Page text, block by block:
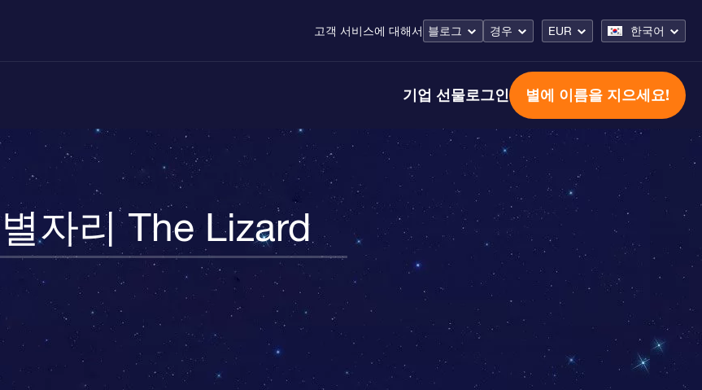
고객 서비스에 대해서 블로그 경우 EUR 한국어
기업 선물로그인 별에 이름을 지으세요!
별자리 The Lizard